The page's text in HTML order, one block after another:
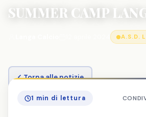
SUMMER CAMP
A.S.D.
Torna alle notizie
1 min di lettura